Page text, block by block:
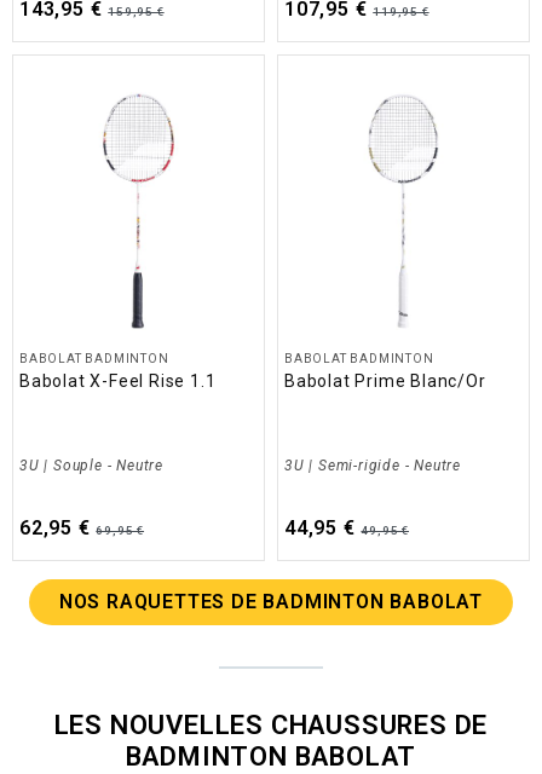
143,95 € 159,95 € 107,95 € 119,95 €
BABOLAT BADMINTON
Babolat X-Feel Rise 1.1
3U | Souple - Neutre
62,95 € 69,95 €
BABOLAT BADMINTON
Babolat Prime Blanc/Or
3U | Semi-rigide - Neutre
44,95 € 49,95 €
NOS RAQUETTES DE BADMINTON BABOLAT
LES NOUVELLES CHAUSSURES DE
BADMINTON BABOLAT